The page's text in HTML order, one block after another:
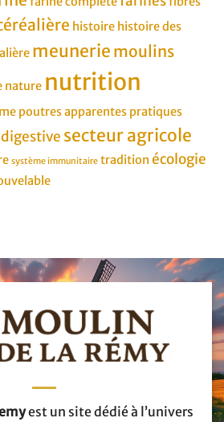
histoire histoire des
meunerie moulins
nature nutrition
poutres apparentes pratiques
secteur agricole
système immunitaire tradition écologie
est un site dédié à l’univers